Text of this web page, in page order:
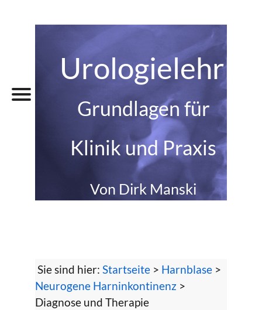
Grundlagen für
Klinik und Praxis
Von Dirk Manski
Sie sind hier: Startseite > Harnblase >
Neurogene Harninkontinenz >
Diagnose und Therapie